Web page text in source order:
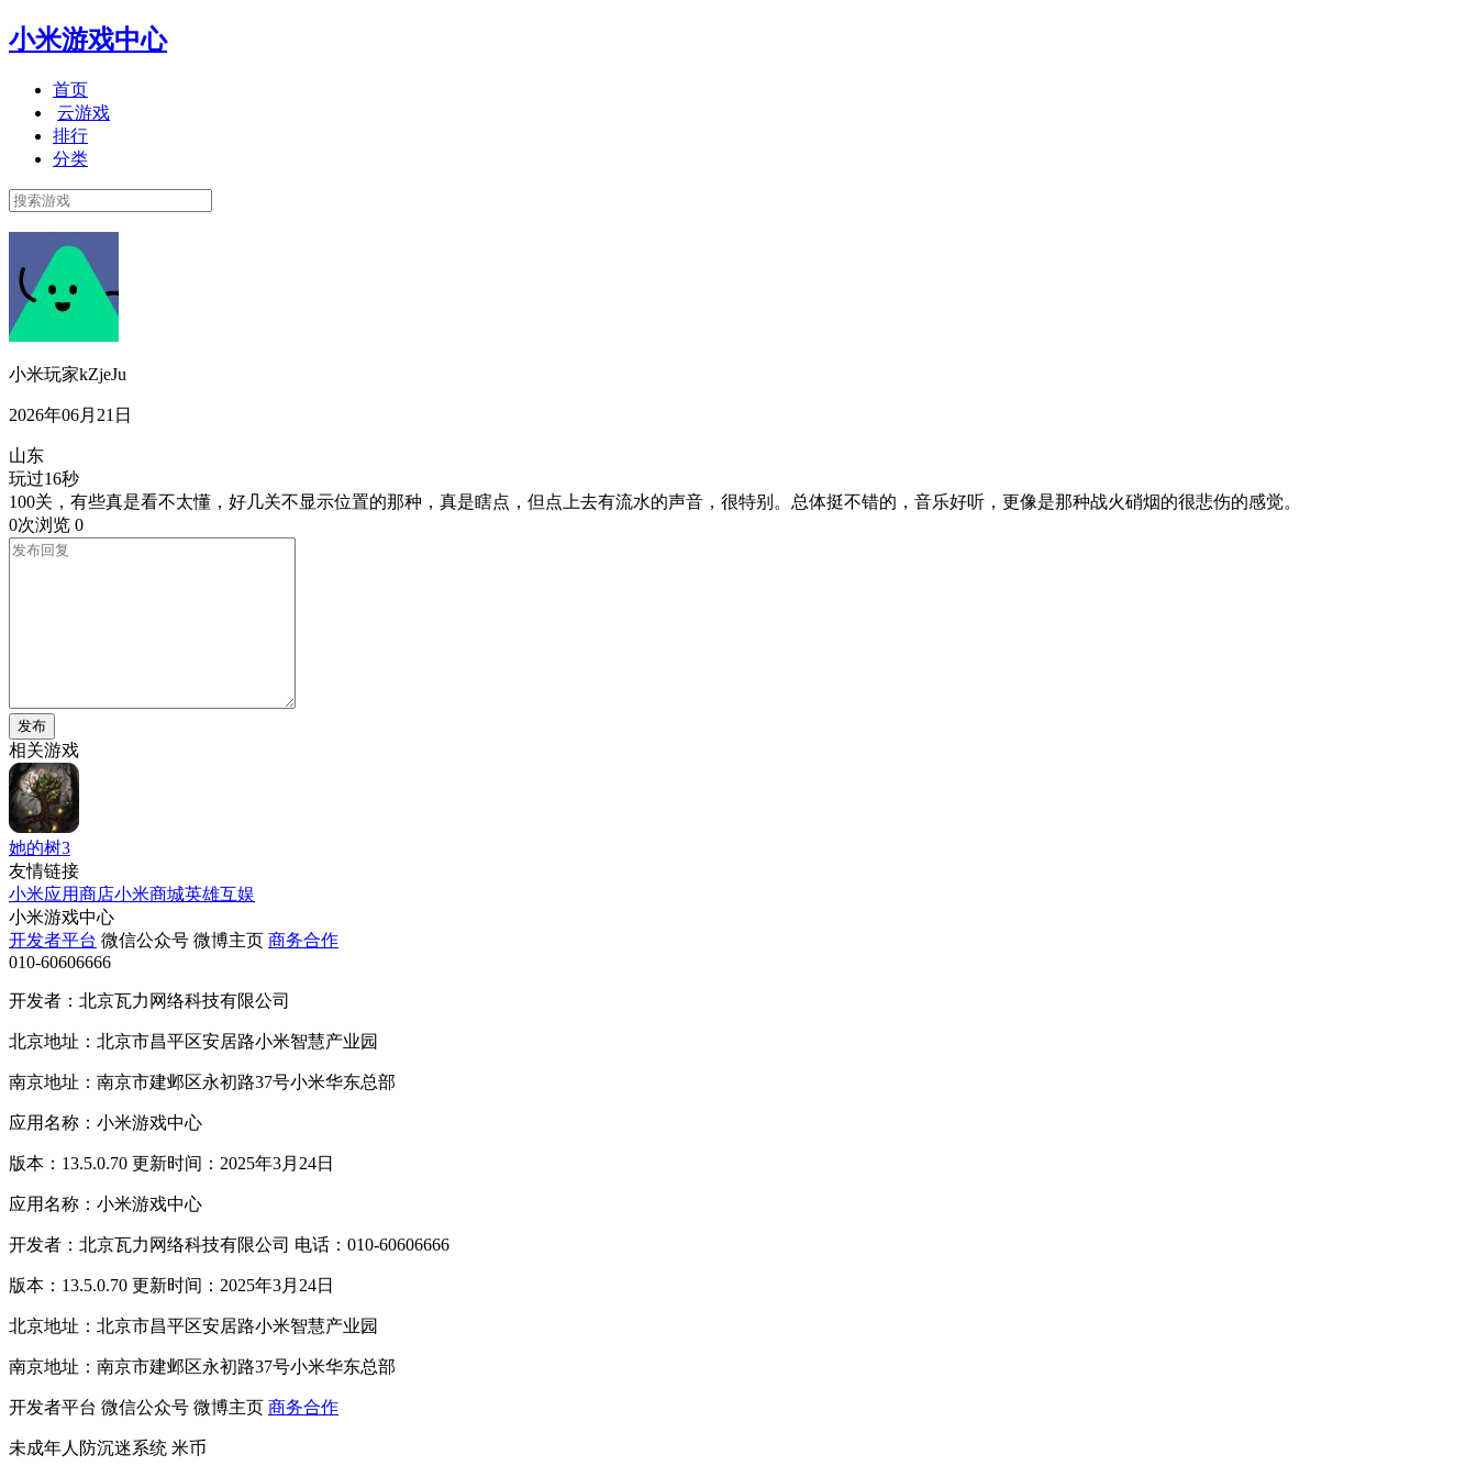
小米游戏中心
首页
云游戏
排行
分类
小米玩家kZjeJu
2026年06月21日
山东
玩过16秒
100关，有些真是看不太懂，好几关不显示位置的那种，真是瞎点，但点上去有流水的声音，很特别。总体挺不错的，音乐好听，更像是那种战火硝烟的很悲伤的感觉。
0次浏览 0
发布
相关游戏
她的树3
友情链接
小米应用商店小米商城英雄互娱
小米游戏中心
开发者平台 微信公众号 微博主页 商务合作
010-60606666
开发者：北京瓦力网络科技有限公司
北京地址：北京市昌平区安居路小米智慧产业园
南京地址：南京市建邺区永初路37号小米华东总部
应用名称：小米游戏中心
版本：13.5.0.70 更新时间：2025年3月24日
应用名称：小米游戏中心
开发者：北京瓦力网络科技有限公司 电话：010-60606666
版本：13.5.0.70 更新时间：2025年3月24日
北京地址：北京市昌平区安居路小米智慧产业园
南京地址：南京市建邺区永初路37号小米华东总部
开发者平台 微信公众号 微博主页 商务合作
未成年人防沉迷系统 米币